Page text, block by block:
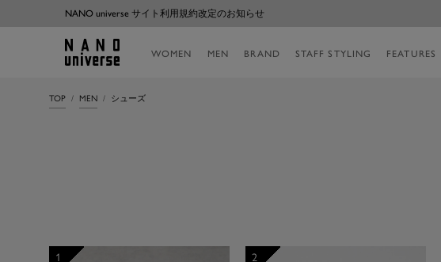
NANO universe サイト利用規約改定のお知らせ
WOMEN MEN BRAND STAFF STYLING FEATURES
NANO
universe
TOP MEN シューズ
1 2